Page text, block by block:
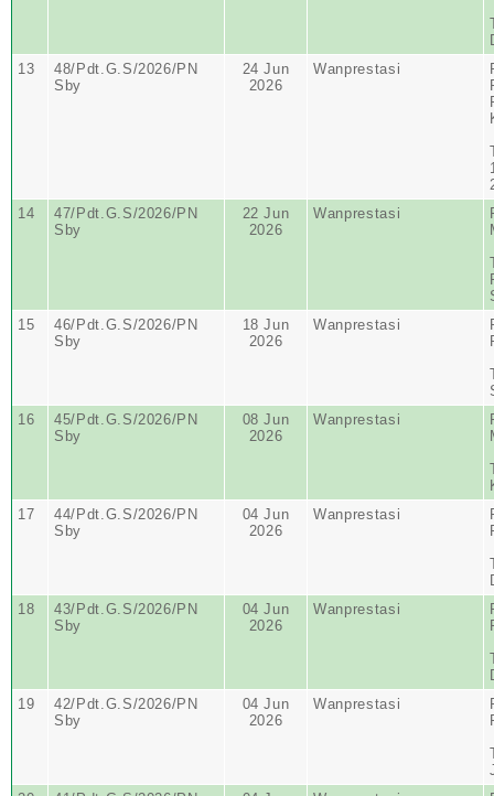
13
48/Pdt.G.S/2026/PN
Sby
24 Jun
2026
Wanprestasi
14
47/Pdt.G.S/2026/PN
Sby
22 Jun
2026
Wanprestasi
15
46/Pdt.G.S/2026/PN
Sby
18 Jun
2026
Wanprestasi
16
45/Pdt.G.S/2026/PN
Sby
08 Jun
2026
Wanprestasi
17
44/Pdt.G.S/2026/PN
Sby
04 Jun
2026
Wanprestasi
18
43/Pdt.G.S/2026/PN
Sby
04 Jun
2026
Wanprestasi
19
42/Pdt.G.S/2026/PN
Sby
04 Jun
2026
Wanprestasi